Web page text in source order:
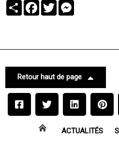
PartagerFacebook
Twitter
Retour haut de page
ACTUALITÉS